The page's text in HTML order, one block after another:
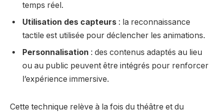
temps réel.
Utilisation des capteurs : la reconnaissance
tactile est utilisée pour déclencher les animations.
Personnalisation : des contenus adaptés au lieu
ou au public peuvent être intégrés pour renforcer
l’expérience immersive.
Cette technique relève à la fois du théâtre et du